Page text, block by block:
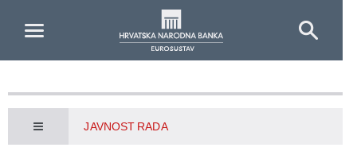
JAVNOST RADA